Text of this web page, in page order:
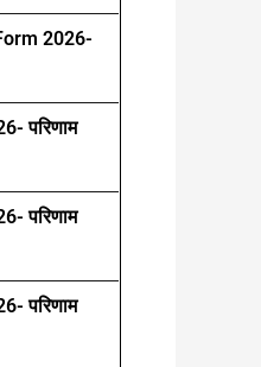
2026-
परिणाम
परिणाम
परिणाम